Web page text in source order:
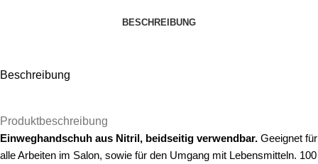
BESCHREIBUNG
Beschreibung
Produktbeschreibung
Einweghandschuh aus Nitril, beidseitig verwendbar. Geeignet für
alle Arbeiten im Salon, sowie für den Umgang mit Lebensmitteln. 100